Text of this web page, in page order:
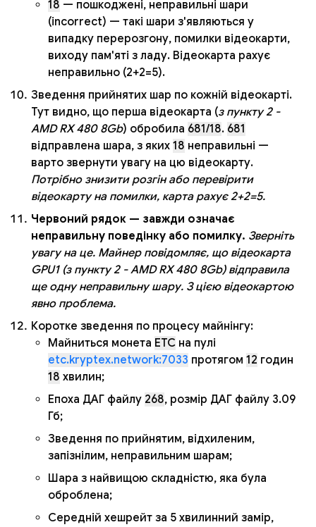
18 — пошкоджені, неправильні шари
(incorrect) — такі шари з'являються у
випадку перерозгону, помилки відеокарти,
виходу пам'яті з ладу. Відеокарта рахує
неправильно (2+2=5).
Зведення прийнятих шар по кожній відеокарті.
Тут видно, що перша відеокарта (з пункту 2 -
AMD RX 480 8Gb) обробила 681/18. 681
відправлена шара, з яких 18 неправильні —
варто звернути увагу на цю відеокарту.
Потрібно знизити розгін або перевірити
відеокарту на помилки, карта рахує 2+2=5.
Червоний рядок — завжди означає
неправильну поведінку або помилку. Зверніть
увагу на це. Майнер повідомляє, що відеокарта
GPU1 (з пункту 2 - AMD RX 480 8Gb) відправила
ще одну неправильну шару. З цією відеокартою
явно проблема.
Коротке зведення по процесу майнінгу:
Майниться монета ETC на пулі
etc.kryptex.network:7033 протягом 12 годин
18 хвилин;
Епоха ДАГ файлу 268, розмір ДАГ файлу 3.09
Гб;
Зведення по прийнятим, відхиленим,
запізнілим, неправильним шарам;
Шара з найвищою складністю, яка була
оброблена;
Середній хешрейт за 5 хвилинний замір,